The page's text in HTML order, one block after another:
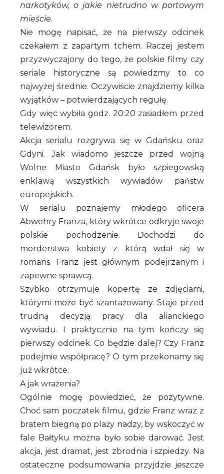
narkotyków, o jakie nietrudno w portowym
mieście.
Nie mogę napisać, że na pierwszy odcinek
czekałem z zapartym tchem. Raczej jestem
przyzwyczajony do tego, że polskie filmy czy
seriale historyczne są powiedzmy to co
najwyżej średnie. Oczywiście znajdziemy kilka
wyjątków – potwierdzających regułę.
Gdy więc wybiła godz. 20:20 zasiadłem przed
telewizorem.
Akcja serialu rozgrywa się w Gdańsku oraz
Gdyni. Jak wiadomo jeszcze przed wojną
Wolne Miasto Gdańsk było szpiegowską
enklawą wszystkich wywiadów państw
europejskich.
W serialu poznajemy młodego oficera
Abwehry Franza, który wkrótce odkryje swoje
polskie pochodzenie. Dochodzi do
morderstwa kobiety z którą wdał się w
romans. Franz jest głównym podejrzanym i
zapewne sprawcą.
Szybko otrzymuje kopertę ze zdjęciami,
którymi może być szantażowany. Staje przed
trudną decyzją pracy dla alianckiego
wywiadu. I praktycznie na tym kończy się
pierwszy odcinek. Co będzie dalej? Czy Franz
podejmie współpracę? O tym przekonamy się
już wkrótce.
A jak wrażenia?
Ogólnie mogę powiedzieć, że pozytywne.
Choć sam poczatek filmu, gdzie Franz wraz z
bratem biegną po plaży nadzy, by wskoczyć w
fale Bałtyku można było sobie darować. Jest
akcja, jest dramat, jest zbrodnia i szpiedzy. Na
ostateczne podsumowania przyjdzie jeszcze